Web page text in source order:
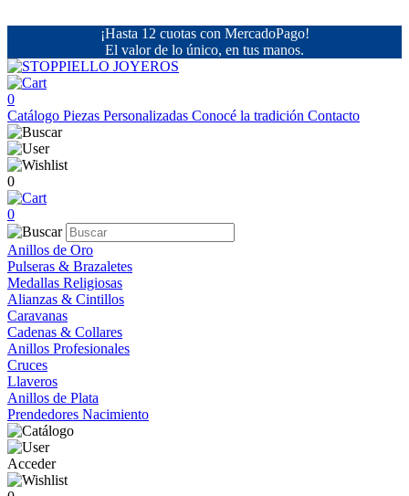
¡Hasta 12 cuotas con MercadoPago!
El valor de lo único, en tus manos.
0
Catálogo Piezas Personalizadas Conocé la tradición Contacto
0
0
Anillos de Oro
Pulseras & Brazaletes
Medallas Religiosas
Alianzas & Cintillos
Caravanas
Cadenas & Collares
Anillos Profesionales
Cruces
Llaveros
Anillos de Plata
Prendedores Nacimiento
Acceder